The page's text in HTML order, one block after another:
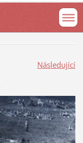
Následující